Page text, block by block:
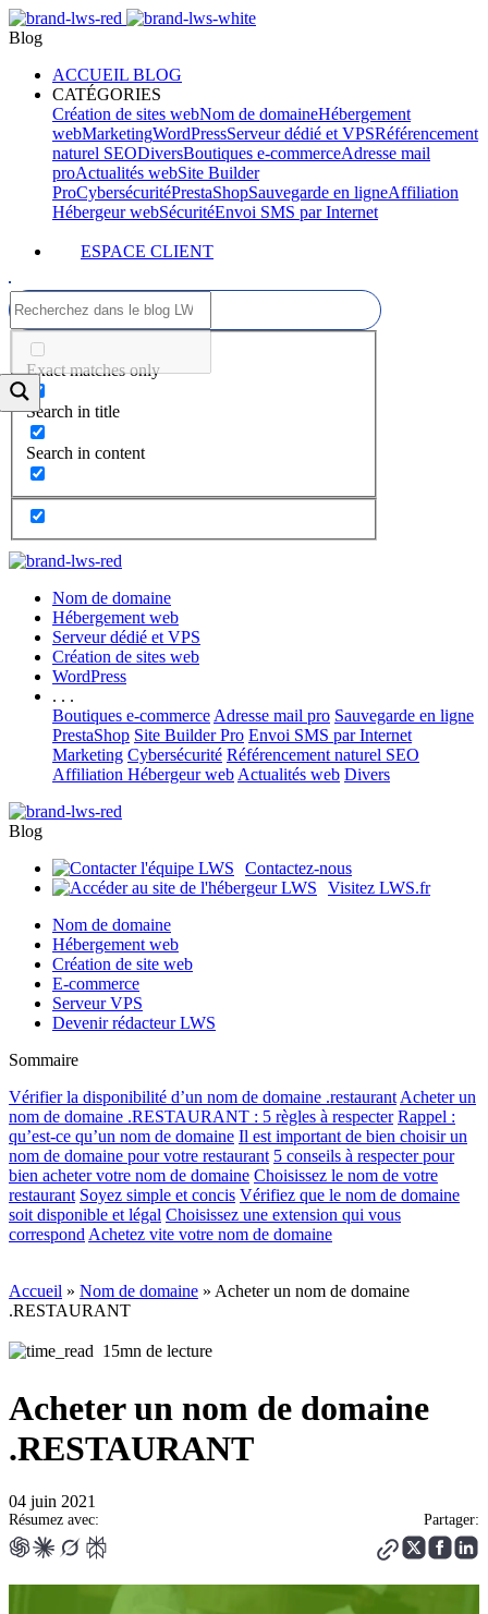
Blog
ACCUEIL BLOG
CATÉGORIES
Création de sites webNom de domaineHébergement
webMarketingWordPressServeur dédié et VPSRéférencement
naturel SEODiversBoutiques e-commerceAdresse mail
proActualités webSite Builder
ProCybersécuritéPrestaShopSauvegarde en ligneAffiliation
Hébergeur webSécuritéEnvoi SMS par Internet
ESPACE CLIENT
Exact matches only
Search in title
Search in content
Nom de domaine
Hébergement web
Serveur dédié et VPS
Création de sites web
WordPress
. . .
Boutiques e-commerce Adresse mail pro Sauvegarde en ligne
PrestaShop Site Builder Pro Envoi SMS par Internet
Marketing Cybersécurité Référencement naturel SEO
Affiliation Hébergeur web Actualités web Divers
Blog
Contactez-nous
Visitez LWS.fr
Nom de domaine
Hébergement web
Création de site web
E-commerce
Serveur VPS
Devenir rédacteur LWS
Sommaire
Vérifier la disponibilité d’un nom de domaine .restaurant Acheter un
nom de domaine .RESTAURANT : 5 règles à respecter Rappel :
qu’est-ce qu’un nom de domaine Il est important de bien choisir un
nom de domaine pour votre restaurant 5 conseils à respecter pour
bien acheter votre nom de domaine Choisissez le nom de votre
restaurant Soyez simple et concis Vérifiez que le nom de domaine
soit disponible et légal Choisissez une extension qui vous
correspond Achetez vite votre nom de domaine
Accueil » Nom de domaine » Acheter un nom de domaine
.RESTAURANT
15mn de lecture
Acheter un nom de domaine
.RESTAURANT
04 juin 2021
Résumez avec: Partager: